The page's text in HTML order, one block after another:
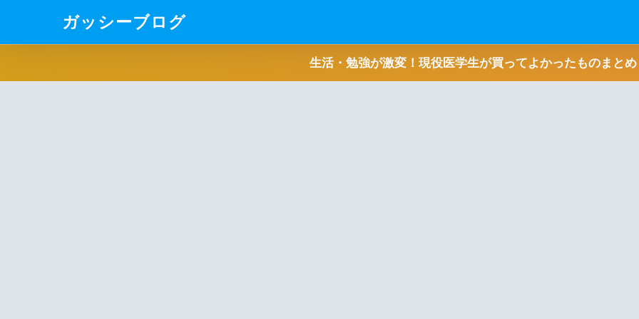
ガッシーブログ
生活・勉強が激変！現役医学生が買ってよかったものまと